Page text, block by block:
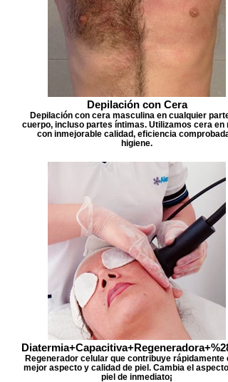
Depilación con Cera
Depilación con cera masculina en cualquier parte
cuerpo, incluso partes íntimas. Utilizamos cera en
con inmejorable calidad, eficiencia comprobada
higiene.
Regenerador celular que contribuye rápidamente
mejor aspecto y calidad de piel. Cambia el aspecto
piel de inmediato¡